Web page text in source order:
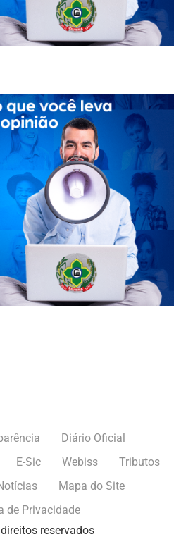
Diário Oficial
E-Sic Webiss
Tributos
Mapa do Site
de Privacidade
reservados